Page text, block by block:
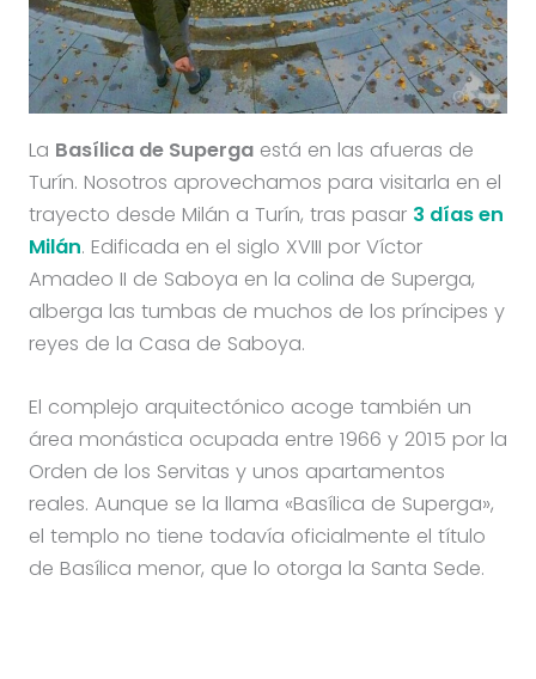
La Basílica de Supergaestá en las afueras de
Turín. Nosotros aprovechamos para visitarla en el
trayecto desde Milán a Turín, tras pasar 3 días en
Milán. Edificada en el siglo XVIII por Víctor
Amadeo II de Saboya en la colina de Superga,
alberga las tumbas de muchos de los príncipes y
reyes de la Casa de Saboya.
El complejo arquitectónico acoge también un
área monástica ocupada entre 1966 y 2015 por la
Orden de los Servitas y unos apartamentos
reales. Aunque se la llama «Basílica de Superga»,
el templo no tiene todavía oficialmente el título
de Basílica menor, que lo otorga la Santa Sede.